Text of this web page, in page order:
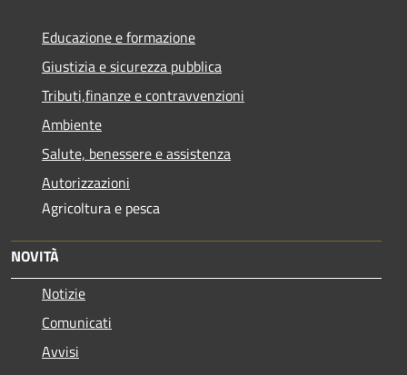
Educazione e formazione
Giustizia e sicurezza pubblica
Tributi,finanze e contravvenzioni
Ambiente
Salute, benessere e assistenza
Autorizzazioni
Agricoltura e pesca
NOVITÀ
Notizie
Comunicati
Avvisi